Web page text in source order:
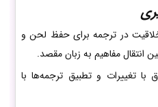
در ترجمه برای حفظ لحن و
مفاهیم به زبان مقصد.
با تغییرات و تطبیق ترجمه‌ها با